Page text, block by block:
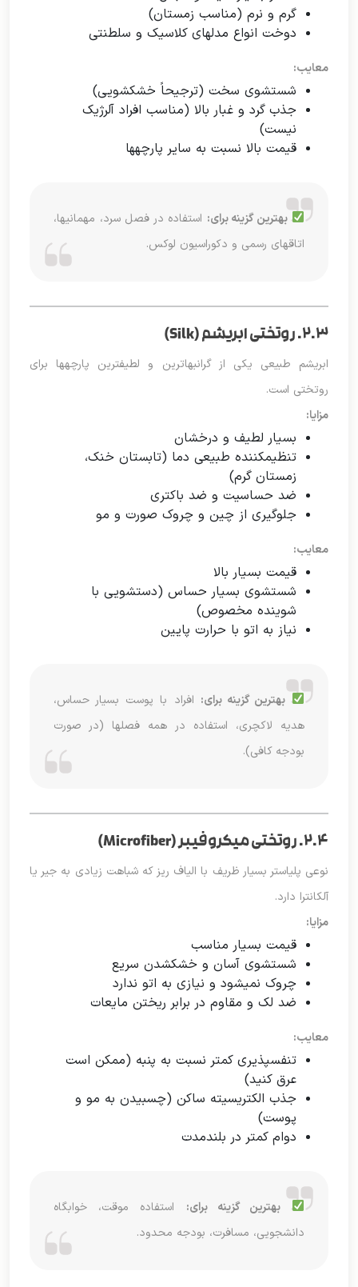
گرم و نرم (مناسب زمستان)
دوخت انواع مدلهای کلاسیک و سلطنتی
معایب:
شستشوی سخت (ترجیحاً خشکشویی)
جذب گرد و غبار بالا (مناسب افراد آلرژیک
نیست)
قیمت بالا نسبت به سایر پارچهها
بهترین گزینه برای: استفاده در فصل سرد، مهمانیها،
اتاقهای رسمی و دکوراسیون لوکس.
۲.۳. روتختی ابریشم (Silk)
ابریشم طبیعی یکی از گرانبهاترین و لطیفترین پارچهها برای
روتختی است.
مزایا:
بسیار لطیف و درخشان
تنظیمکننده طبیعی دما (تابستان خنک،
زمستان گرم)
ضد حساسیت و ضد باکتری
جلوگیری از چین و چروک صورت و مو
معایب:
قیمت بسیار بالا
شستشوی بسیار حساس (دستشویی با
شوینده مخصوص)
نیاز به اتو با حرارت پایین
بهترین گزینه برای: افراد با پوست بسیار حساس،
هدیه لاکچری، استفاده در همه فصلها (در صورت
بودجه کافی).
۲.۴. روتختی میکروفیبر (Microfiber)
نوعی پلیاستر بسیار ظریف با الیاف ریز که شباهت زیادی به جیر یا
آلکانترا دارد.
مزایا:
قیمت بسیار مناسب
شستشوی آسان و خشکشدن سریع
چروک نمیشود و نیازی به اتو ندارد
ضد لک و مقاوم در برابر ریختن مایعات
معایب:
تنفسپذیری کمتر نسبت به پنبه (ممکن است
عرق کنید)
جذب الکتریسیته ساکن (چسبیدن به مو و
پوست)
دوام کمتر در بلندمدت
بهترین گزینه برای: استفاده موقت، خوابگاه
دانشجویی، مسافرت، بودجه محدود.